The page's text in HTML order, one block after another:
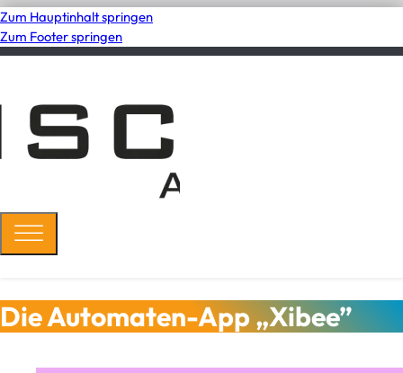
Zum Hauptinhalt springen
Zum Footer springen
Die Automaten-App „Xibee”